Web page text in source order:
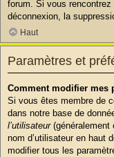
forum. Si vous
déconnexion, la
Haut
Paramètres et
Comment modifier mes
Si vous êtes membre de
dans notre base de
l’utilisateur(généralement
nom d’utilisateur en haut
modifier tous les